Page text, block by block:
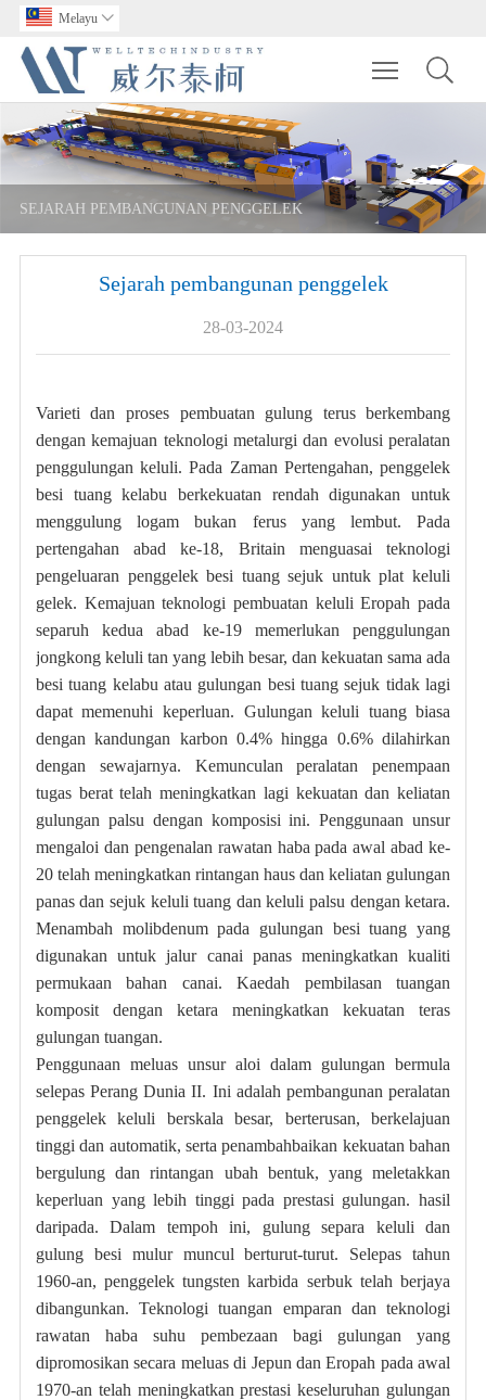
Melayu 
Toggle
SEJARAH PEMBANGUNAN PENGGELEK
Sejarah pembangunan penggelek
28-03-2024
Varieti dan proses pembuatan gulung terus berkembang
dengan kemajuan teknologi metalurgi dan evolusi peralatan
penggulungan keluli. Pada Zaman Pertengahan, penggelek
besi tuang kelabu berkekuatan rendah digunakan untuk
menggulung logam bukan ferus yang lembut. Pada
pertengahan abad ke-18, Britain menguasai teknologi
pengeluaran penggelek besi tuang sejuk untuk plat keluli
gelek. Kemajuan teknologi pembuatan keluli Eropah pada
separuh kedua abad ke-19 memerlukan penggulungan
jongkong keluli tan yang lebih besar, dan kekuatan sama ada
besi tuang kelabu atau gulungan besi tuang sejuk tidak lagi
dapat memenuhi keperluan. Gulungan keluli tuang biasa
dengan kandungan karbon 0.4% hingga 0.6% dilahirkan
dengan sewajarnya. Kemunculan peralatan penempaan
tugas berat telah meningkatkan lagi kekuatan dan keliatan
gulungan palsu dengan komposisi ini. Penggunaan unsur
mengaloi dan pengenalan rawatan haba pada awal abad ke-
20 telah meningkatkan rintangan haus dan keliatan gulungan
panas dan sejuk keluli tuang dan keluli palsu dengan ketara.
Menambah molibdenum pada gulungan besi tuang yang
digunakan untuk jalur canai panas meningkatkan kualiti
permukaan bahan canai. Kaedah pembilasan tuangan
komposit dengan ketara meningkatkan kekuatan teras
gulungan tuangan.
Penggunaan meluas unsur aloi dalam gulungan bermula
selepas Perang Dunia II. Ini adalah pembangunan peralatan
penggelek keluli berskala besar, berterusan, berkelajuan
tinggi dan automatik, serta penambahbaikan kekuatan bahan
bergulung dan rintangan ubah bentuk, yang meletakkan
keperluan yang lebih tinggi pada prestasi gulungan. hasil
daripada. Dalam tempoh ini, gulung separa keluli dan
gulung besi mulur muncul berturut-turut. Selepas tahun
1960-an, penggelek tungsten karbida serbuk telah berjaya
dibangunkan. Teknologi tuangan emparan dan teknologi
rawatan haba suhu pembezaan bagi gulungan yang
dipromosikan secara meluas di Jepun dan Eropah pada awal
1970-an telah meningkatkan prestasi keseluruhan gulungan